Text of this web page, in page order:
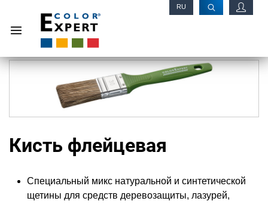
RU
Кисть флейцевая
Специальный микс натуральной и синтетической
щетины для средств деревозащиты, лазурей,